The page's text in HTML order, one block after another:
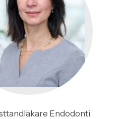
Endodonti